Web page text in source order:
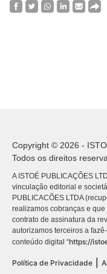
Copyright © 2026 -
Todos os direitos
A ISTOÉ PUBLICAÇÕES
vinculação editorial e
PUBLICACÕES LTDA
realizamos cobranças e
contrato de assinatura da
autorizamos terceiros a
conteúdo digital “https://
Política de Privacidade